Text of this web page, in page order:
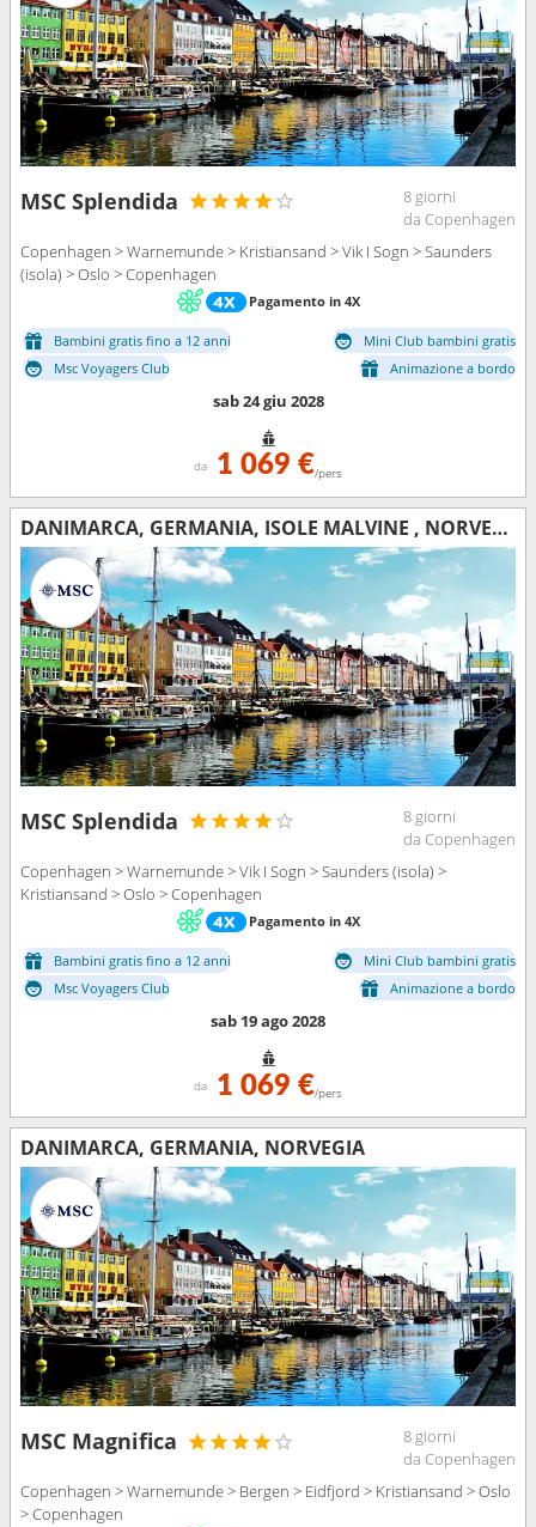
MSC Splendida
8 giorni
da Copenhagen
Copenhagen > Warnemunde > Kristiansand > Vik I Sogn > Saunders
(isola) > Oslo > Copenhagen
Pagamento in 4X
Bambini gratis fino a 12 anni
Mini Club bambini gratis
Msc Voyagers Club
Animazione a bordo
sab 24 giu 2028
da 1 069 €/pers
DANIMARCA, GERMANIA, ISOLE MALVINE , NORVEGIA
MSC Splendida
8 giorni
da Copenhagen
Copenhagen > Warnemunde > Vik I Sogn > Saunders (isola) >
Kristiansand > Oslo > Copenhagen
Pagamento in 4X
Bambini gratis fino a 12 anni
Mini Club bambini gratis
Msc Voyagers Club
Animazione a bordo
sab 19 ago 2028
da 1 069 €/pers
DANIMARCA, GERMANIA, NORVEGIA
MSC Magnifica
8 giorni
da Copenhagen
Copenhagen > Warnemunde > Bergen > Eidfjord > Kristiansand > Oslo
> Copenhagen